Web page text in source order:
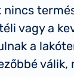
nincs
vagy a
a
válik,